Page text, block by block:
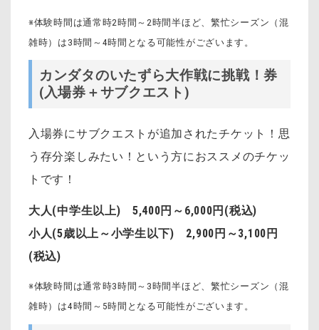
※体験時間は通常時2時間～2時間半ほど、繁忙シーズン（混
雑時）は3時間～4時間となる可能性がございます。
カンダタのいたずら大作戦に挑戦！券
(入場券＋サブクエスト)
入場券にサブクエストが追加されたチケット！思
う存分楽しみたい！という方におススメのチケッ
トです！
大人(中学生以上) 5,400円～6,000円(税込)
小人(5歳以上～小学生以下) 2,900円～3,100円
(税込)
※体験時間は通常時3時間～3時間半ほど、繁忙シーズン（混
雑時）は4時間～5時間となる可能性がございます。